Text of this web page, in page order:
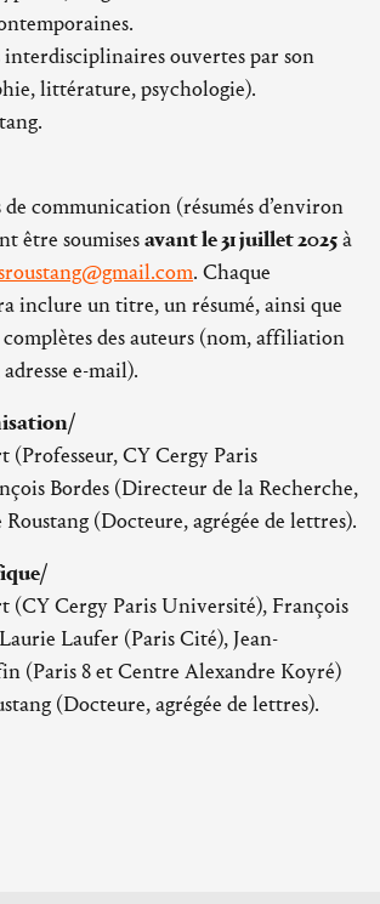
interdisciplinaires ouvertes par son
littérature, psychologie).
communication (résumés d’environ
être soumisesavant le 31 juillet 2025à
. Chaque
inclure un titre, un résumé, ainsi que
complètes des auteurs (nom, affiliation
e-mail).
(Professeur, CY Cergy Paris
Bordes (Directeur de la Recherche,
(Docteure, agrégée de lettres).
(CY Cergy Paris Université), François
Laufer (Paris Cité), Jean-
(Paris 8 et Centre Alexandre Koyré)
(Docteure, agrégée de lettres).